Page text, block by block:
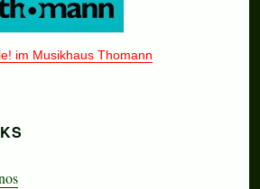
im Musikhaus Thomann